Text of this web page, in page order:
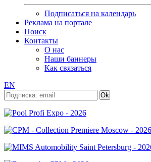
Подписаться на календарь
Реклама на портале
Поиск
Контакты
О нас
Наши баннеры
Как связаться
EN